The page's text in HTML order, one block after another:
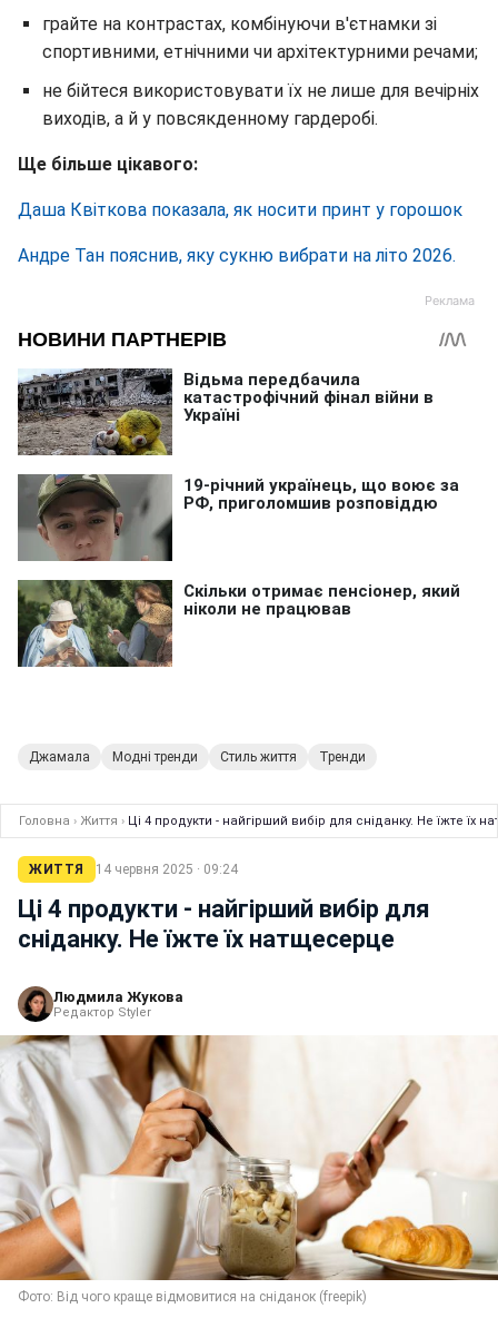
грайте на контрастах, комбінуючи в'єтнамки зі
спортивними, етнічними чи архітектурними речами;
не бійтеся використовувати їх не лише для вечірніх
виходів, а й у повсякденному гардеробі.
Ще більше цікавого:
Даша Квіткова показала, як носити принт у горошок
Андре Тан пояснив, яку сукню вибрати на літо 2026.
Джамала Модні тренди Стиль життя Тренди
Головна › Життя › Ці 4 продукти - найгірший вибір для сніданку. Не їжте їх
ЖИТТЯ 14 червня 2025 · 09:24
Ці 4 продукти - найгірший вибір для
сніданку. Не їжте їх натщесерце
Людмила Жукова
Редактор Styler
Фото: Від чого краще відмовитися на сніданок (freepik)